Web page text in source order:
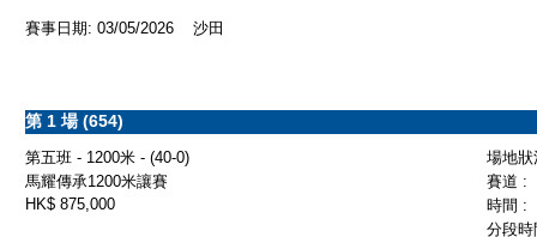
賽事日期: 03/05/2026 沙田
第 1 場 (654)
第五班 - 1200米 - (40-0)
場地
馬耀傳承1200米讓賽
賽道 :
HK$ 875,000
時間 :
分段